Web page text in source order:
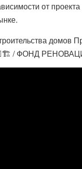
от
домов
/ ФОНД